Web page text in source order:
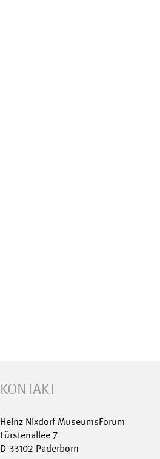
KONTAKT
Heinz Nixdorf MuseumsForum
Fürstenallee 7
D-33102 Paderborn